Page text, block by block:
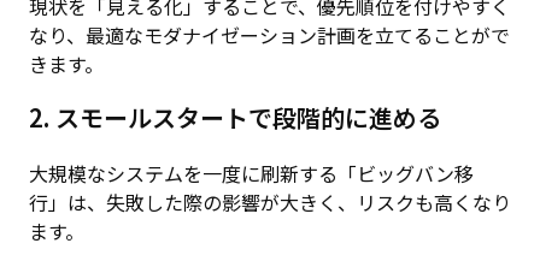
現状を「見える化」することで、優先順位を付けやすく
なり、最適なモダナイゼーション計画を立てることがで
きます。
2. スモールスタートで段階的に進める
大規模なシステムを一度に刷新する「ビッグバン移
行」は、失敗した際の影響が大きく、リスクも高くなり
ます。